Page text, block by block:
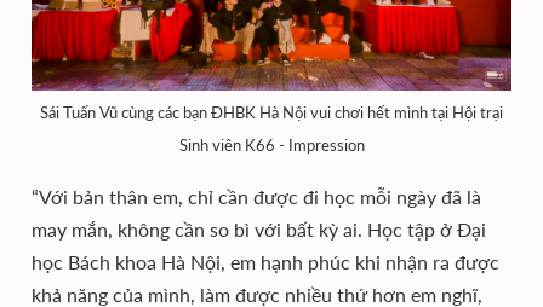
Sái Tuấn Vũ cùng các bạn ĐHBK Hà Nội vui chơi hết mình tại Hội trại
Sinh viên K66 - Impression
“Với bản thân em, chỉ cần được đi học mỗi ngày đã là
may mắn, không cần so bì với bất kỳ ai. Học tập ở Đại
học Bách khoa Hà Nội, em hạnh phúc khi nhận ra được
khả năng của mình, làm được nhiều thứ hơn em nghĩ,